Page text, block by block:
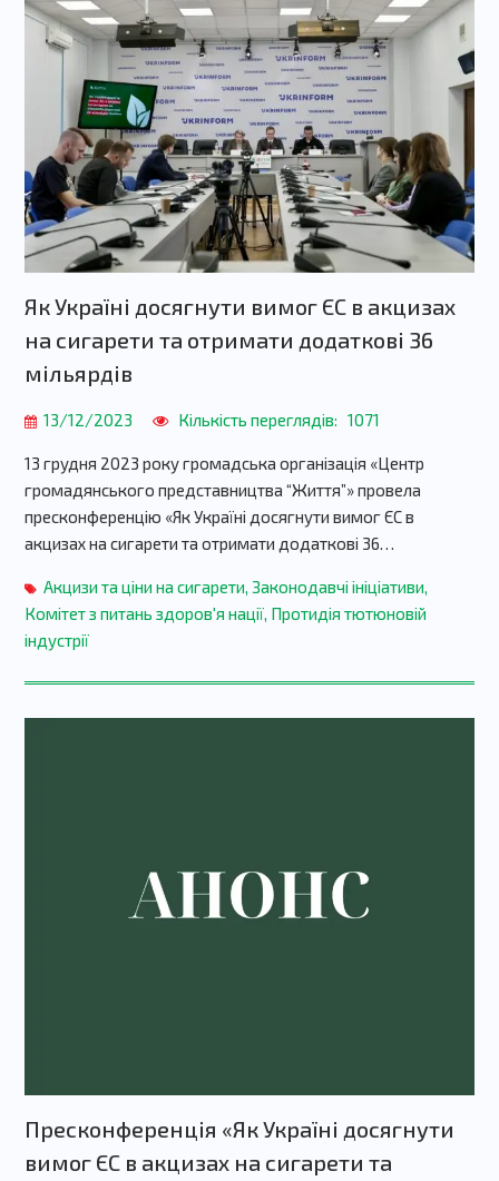
Як Україні досягнути вимог ЄС в акцизах
на сигарети та отримати додаткові 36
мільярдів
13/12/2023 Кількість переглядів: 1071
13 грудня 2023 року громадська організація «Центр
громадянського представництва “Життя”» провела
пресконференцію «Як Україні досягнути вимог ЄС в
акцизах на сигарети та отримати додаткові 36…
Акцизи та ціни на сигарети, Законодавчі ініціативи,
Комітет з питань здоров'я нації, Протидія тютюновій
індустрії
Пресконференція «Як Україні досягнути
вимог ЄС в акцизах на сигарети та